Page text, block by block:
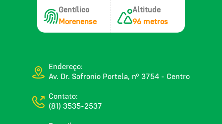
Gentílico
Morenense
Altitude
96 metros
Endereço:
Av. Dr. Sofronio Portela, nº 3754 - Centro
Contato:
(81) 3535-2537